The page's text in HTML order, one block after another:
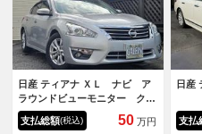
日産 ティアナ ＸＬ ナビ ア
ラウンドビューモニター クル
ーズコントロール ＥＴＣ パ
ワーシート プッシュスター
支払総額(税込) 50 万円
日産
支払